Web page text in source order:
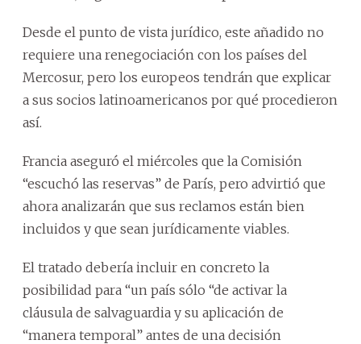
Desde el punto de vista jurídico, este añadido no
requiere una renegociación con los países del
Mercosur, pero los europeos tendrán que explicar
a sus socios latinoamericanos por qué procedieron
así.
Francia aseguró el miércoles que la Comisión
“escuchó las reservas” de París, pero advirtió que
ahora analizarán que sus reclamos están bien
incluidos y que sean jurídicamente viables.
El tratado debería incluir en concreto la
posibilidad para “un país sólo “de activar la
cláusula de salvaguardia y su aplicación de
“manera temporal” antes de una decisión